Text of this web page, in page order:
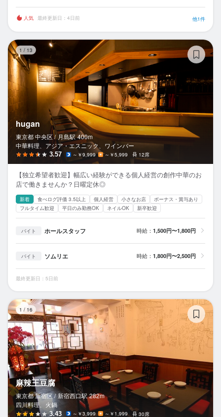
人気 最終更新日：4日前 他1件
1 / 13
hugan
東京都 中央区 / 月島駅 400m
中華料理、アジア・エスニック、ワインバー
3.57 ～￥9,999 ～￥5,999 12席
【独立希望者歓迎】幅広い経験ができる個人経営の創作中華のお
店で働きませんか？日曜定休◎
新着 食べログ評価 3.5以上 個人経営 小さなお店
ボーナス・賞与あり
フルタイム歓迎
平日のみ勤務OK ネイルOK 新卒歓迎
バイト ホールスタッフ 時給： 1,500円〜1,800円
バイト ソムリエ 時給： 1,800円〜2,500円
最終更新日：5日前
1 / 16
麻辣王豆腐
東京都 新宿区 / 新宿西口駅 282m
四川料理、火鍋
3.43 ～￥3,999 ～￥1,999 30席